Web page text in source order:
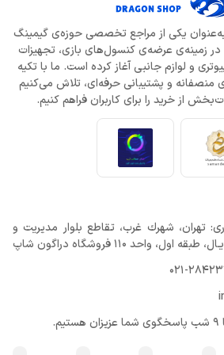
از سال 1396 به‌عنوان یکی از مراجع تخصصی حوزه‌ی گیمینگ
در زمینه‌ی عرضه‌ی کنسول‌های بازی، تجهیزات
و لوازم جانبی آغاز کرده است. ما با تکیه
منصفانه و پشتیبانی حرفه‌ای، تلاش می‌کنیم
از خرید را برای کاربران فراهم کنیم.
تهران، شهرك غرب، تقاطع بلوار مدیریت و
واحد 110 فروشگاه دراگون شاپ
021-